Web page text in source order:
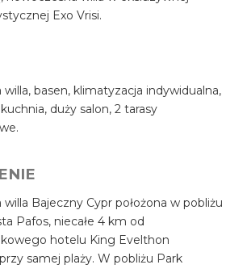
Exo Vrisi.
willa, basen, klimatyzacja indywidualna,
duży salon, 2 tarasy
Bajeczny Cypr położona w pobliżu
Pafos, niecałe 4 km od
hotelu King Evelthon
samej plaży. W pobliżu Park